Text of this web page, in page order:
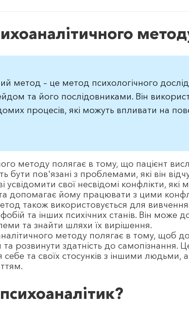
метод – це метод психологічного
та його послідовниками. Він
процесів, які можуть впливати на
методу полягає в тому, що пацієнт
бути пов'язані з проблемами, які він
усвідомити свої несвідомі конфлікти,
та допомагає йому працювати з цими
також використовується для
та інших психічних станів. Він може
та знайти шляхи їх вирішення.
методу полягає в тому, щоб
розвинути здатність до самопізнання.
себе та своїх стосунків з іншими людьми,